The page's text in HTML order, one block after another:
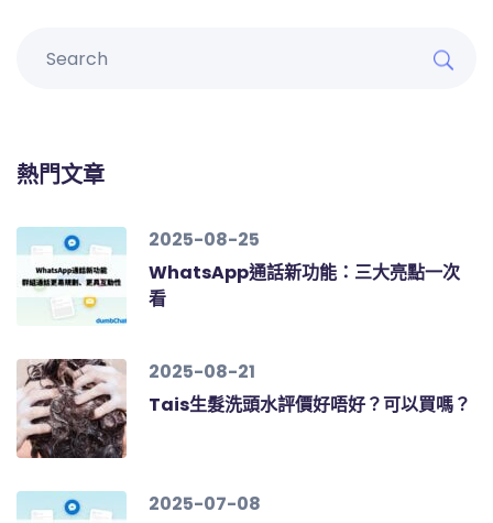
熱門文章
2025-08-25
WhatsApp通話新功能：三大亮點一次
看
2025-08-21
Tais生髮洗頭水評價好唔好？可以買嗎？
2025-07-08